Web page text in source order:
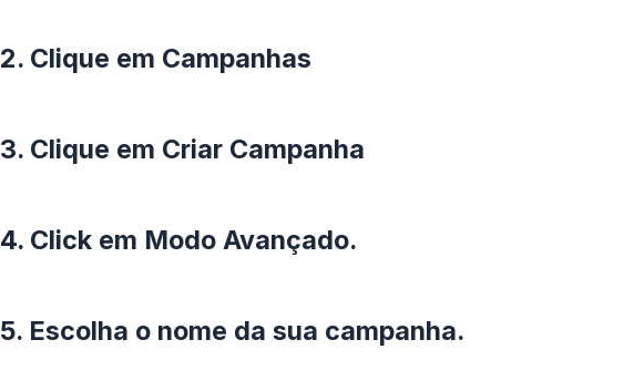
2. Clique em Campanhas
3. Clique em Criar Campanha
4. Click em Modo Avançado.
5. Escolha o nome da sua campanha.